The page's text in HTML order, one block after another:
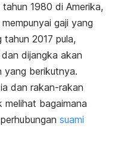
1980 di Amerika,
gaji yang
tahun 2017 pula,
dijangka akan
yang berikutnya.
dan rakan-rakan
melihat bagaimana
suami